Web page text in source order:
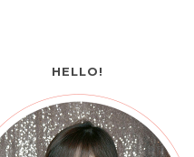
HELLO!